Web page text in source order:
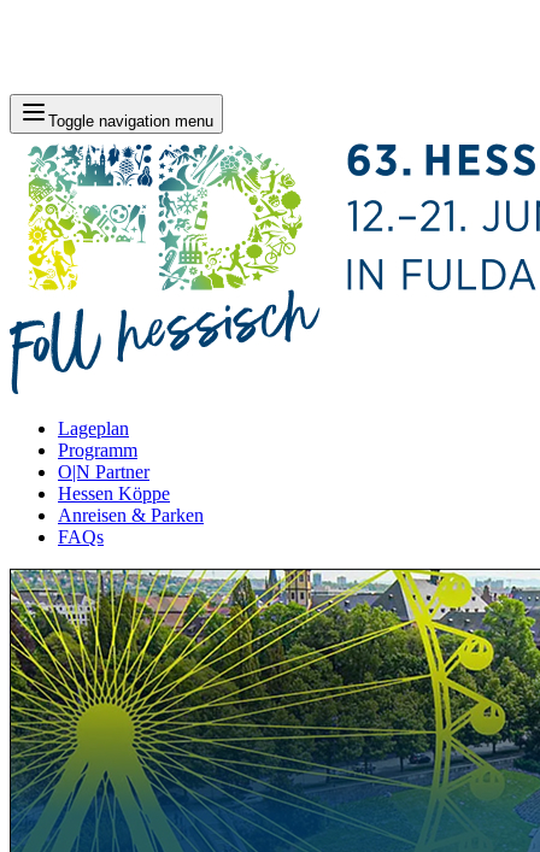
Toggle navigation menu
Lageplan
Programm
O|N Partner
Hessen Köppe
Anreisen & Parken
FAQs